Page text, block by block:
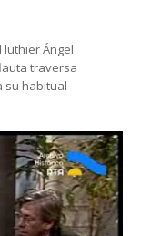
luthier Ángel
traversa
su habitual